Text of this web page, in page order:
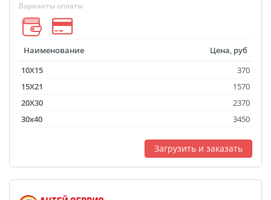
Картины на холсте
Печать чертежей
Холст настольный с
Roll up
Фото на холсте с карт.
осн. УФ
Фото на металле
Варианты оплаты
Наименование
Цена, руб
10X15
370
15X21
1570
20X30
2370
30x40
3450
Загрузить и заказать